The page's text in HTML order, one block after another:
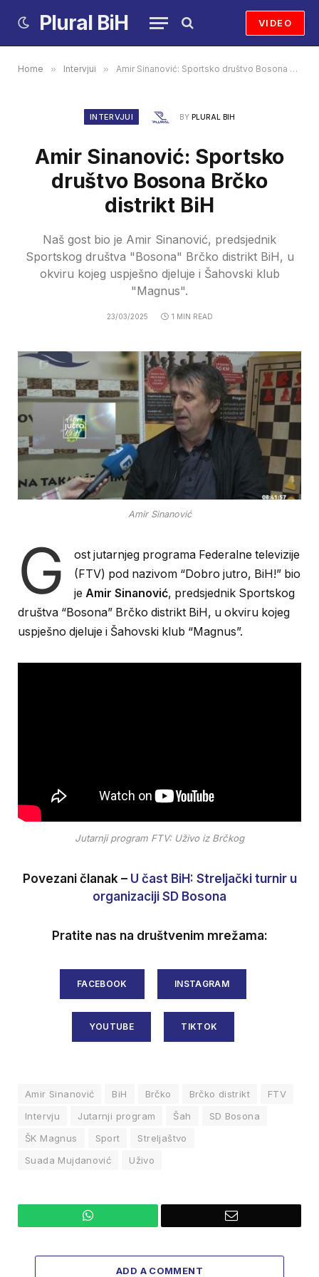
Plural BiH VIDEO
Home » Intervjui » Amir Sinanović: Sportsko društvo Bosona Brčko distrikt BiH
INTERVJUI BY PLURAL BIH
Amir Sinanović: Sportsko
društvo Bosona Brčko
distrikt BiH
Naš gost bio je Amir Sinanović, predsjednik
Sportskog društva "Bosona" Brčko distrikt BiH, u
okviru kojeg uspješno djeluje i Šahovski klub
"Magnus".
23/03/2025 1 MIN READ
Amir Sinanović
G
ost jutarnjeg programa Federalne televizije
(FTV) pod nazivom “Dobro jutro, BiH!” bio
je Amir Sinanović, predsjednik Sportskog
društva “Bosona” Brčko distrikt BiH, u okviru kojeg
uspješno djeluje i Šahovski klub “Magnus”.
Jutarnji program FTV: Uživo iz Brčkog
Povezani članak – U čast BiH: Streljački turnir u
organizaciji SD Bosona
Pratite nas na društvenim mrežama:
FACEBOOK INSTAGRAM
YOUTUBE TIKTOK
Amir Sinanović BiH Brčko Brčko distrikt
FTV
Intervju
Jutarnji program Šah
SD Bosona
ŠK Magnus
Sport
Streljaštvo
Suada Mujdanović
Uživo
WhatsApp Email
ADD A COMMENT